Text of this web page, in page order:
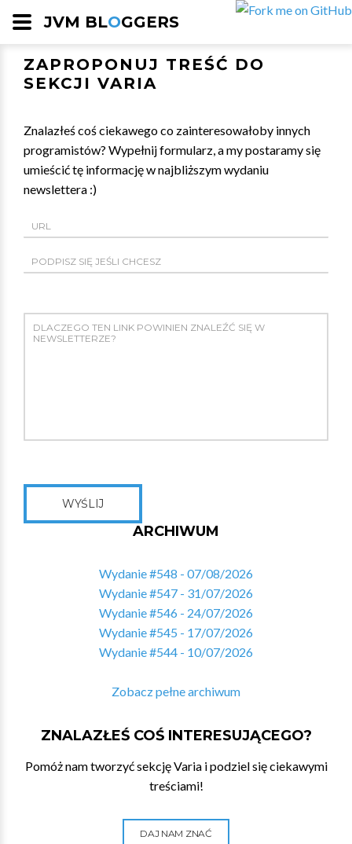
JVM BLOGGERS
ZAPROPONUJ TREŚĆ DO
SEKCJI VARIA
Znalazłeś coś ciekawego co zainteresowałoby innych
programistów? Wypełnij formularz, a my postaramy się
umieścić tę informację w najbliższym wydaniu
newslettera :)
WYŚLIJ
ARCHIWUM
Wydanie #548 - 07/08/2026
Wydanie #547 - 31/07/2026
Wydanie #546 - 24/07/2026
Wydanie #545 - 17/07/2026
Wydanie #544 - 10/07/2026
Zobacz pełne archiwum
ZNALAZŁEŚ COŚ INTERESUJĄCEGO?
Pomóż nam tworzyć sekcję Varia i podziel się ciekawymi
treściami!
DAJ NAM ZNAĆ